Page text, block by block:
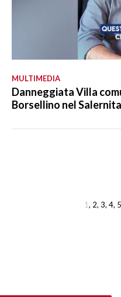
MULTIMEDIA
Danneggiata Villa
Borsellino nel
1 2 3 4 5